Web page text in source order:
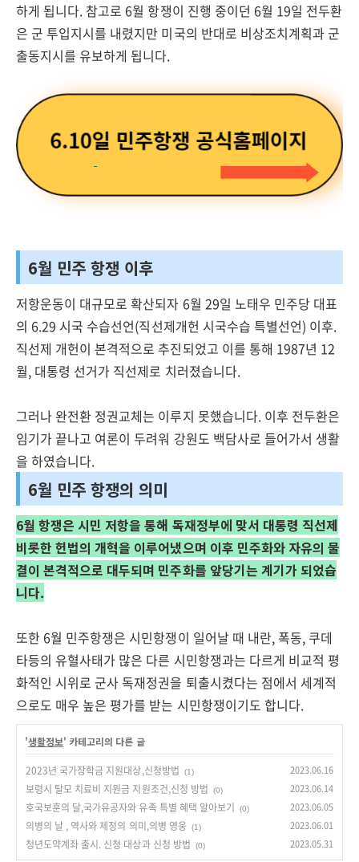
하게 됩니다. 참고로 6월 항쟁이 진행 중이던 6월 19일 전두환
은 군 투입지시를 내렸지만 미국의 반대로 비상조치계획과 군
출동지시를 유보하게 됩니다.
6월 민주 항쟁 이후
저항운동이 대규모로 확산되자 6월 29일 노태우 민주당 대표
의 6.29 시국 수습선언(직선제개헌 시국수습 특별선언) 이후.
직선제 개헌이 본격적으로 추진되었고 이를 통해 1987년 12
월, 대통령 선거가 직선제로 치러졌습니다.
그러나 완전환 정권교체는 이루지 못했습니다. 이후 전두환은
임기가 끝나고 여론이 두려워 강원도 백담사로 들어가서 생활
을 하였습니다.
6월 민주 항쟁의 의미
6월 항쟁은 시민 저항을 통해 독재정부에 맞서 대통령 직선제
비롯한 헌법의 개혁을 이루어냈으며 이후 민주화와 자유의 물
결이 본격적으로 대두되며 민주화를 앞당기는 계기가 되었습
니다.
또한 6월 민주항쟁은 시민항쟁이 일어날 때 내란, 폭동, 쿠데
타등의 유혈사태가 많은 다른 시민항쟁과는 다르게 비교적 평
화적인 시위로 군사 독재정권을 퇴출시켰다는 점에서 세계적
으로도 매우 높은 평가를 받는 시민항쟁이기도 합니다.
'생활정보' 카테고리의 다른 글
2023년 국가장학금 지원대상,신청방법 (1) 2023.06.16
보령시 탈모 치료비 지원금 지원조건,신청 방법 (0) 2023.06.14
호국보훈의 달,국가유공자와 유족 특별 혜택 알아보기 (0) 2023.06.05
의병의 날 , 역사와 제정의 의미,의병 영웅 (1) 2023.06.01
청년도약계좌 출시. 신청 대상과 신청 방법 (0) 2023.05.31